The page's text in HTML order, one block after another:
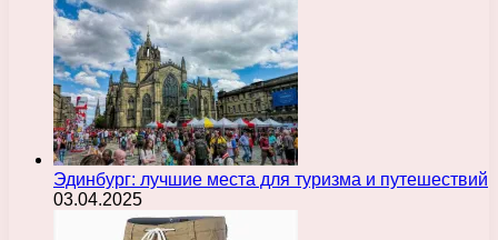
Эдинбург: лучшие места для туризма и путешествий
03.04.2025